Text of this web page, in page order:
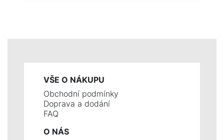
VŠE O NÁKUPU
Obchodní podmínky
Doprava a dodání
FAQ
O NÁS